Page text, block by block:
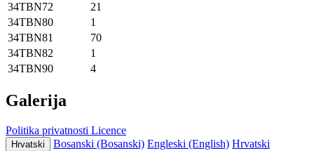
34TBN72
21
34TBN80
1
34TBN81
70
34TBN82
1
34TBN90
4
Galerija
Politika privatnosti Licence
Hrvatski Bosanski (Bosanski) Engleski (English) Hrvatski